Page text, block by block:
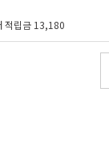
적립금 13,180